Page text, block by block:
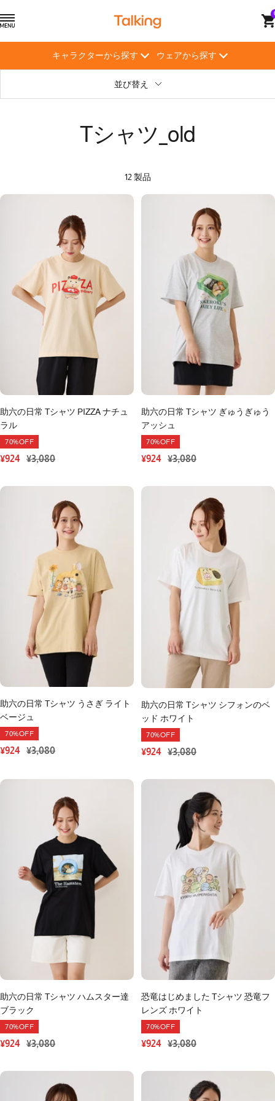
ン
ナ
ト
キャラクターから探す ウェアから探す
並び替え
Tシャツ_old
12 製品
助六の日常 Tシャツ PIZZA ナチュ
ラル
70%OFF
セ
ー
ル
価
格
¥924 通
常
価
格
¥3,080
助六の日常 Tシャツ ぎゅうぎゅう
アッシュ
70%OFF
セ
ー
ル
価
格
¥924 通
常
価
格
¥3,080
助六の日常 Tシャツ うさぎ ライト
ベージュ
70%OFF
セ
ー
ル
価
格
¥924 通
常
価
格
¥3,080
助六の日常 Tシャツ シフォンのベ
ッド ホワイト
70%OFF
セ
ー
ル
価
格
¥924 通
常
価
格
¥3,080
助六の日常 Tシャツ ハムスター達
ブラック
70%OFF
セ
ー
ル
価
格
¥924 通
常
価
格
¥3,080
恐竜はじめました Tシャツ 恐竜フ
レンズ ホワイト
70%OFF
セ
ー
ル
価
格
¥924 通
常
価
格
¥3,080